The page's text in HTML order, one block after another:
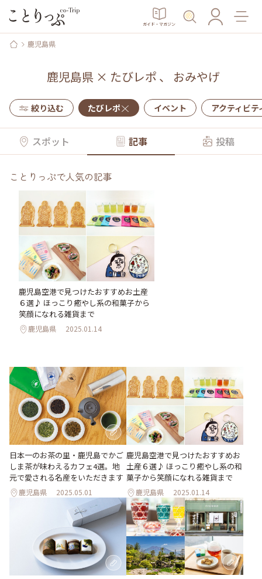
ガイド・マガジン
鹿児島県
鹿児島県 × たびレポ 、 おみやげ
絞り込む たびレポ イベント アクティビテ
スポット 記事 投稿
ことりっぷで人気の記事
鹿児島空港で見つけたおすすめお土産
６選♪ ほっこり癒やし系の和菓子から
笑顔になれる雑貨まで
鹿児島県 2025.01.14
日本一のお茶の里・鹿児島でかご
しま茶が味わえるカフェ4選。地
元で愛される名産をいただきます
鹿児島県 2025.05.01
鹿児島空港で見つけたおすすめお
土産６選♪ ほっこり癒やし系の和
菓子から笑顔になれる雑貨まで
鹿児島県 2025.01.14